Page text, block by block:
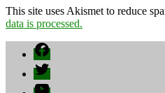
This site uses Akismet to reduce
data is processed.
Facebook
Twitter
YouTube